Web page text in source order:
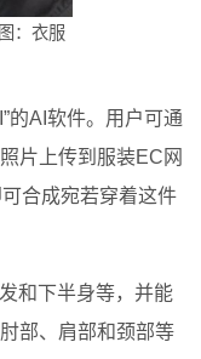
：衣服
的AI软件。用户可通
片上传到服装EC网
合成宛若穿着这件
和下半身等，并能
部、肩部和颈部等